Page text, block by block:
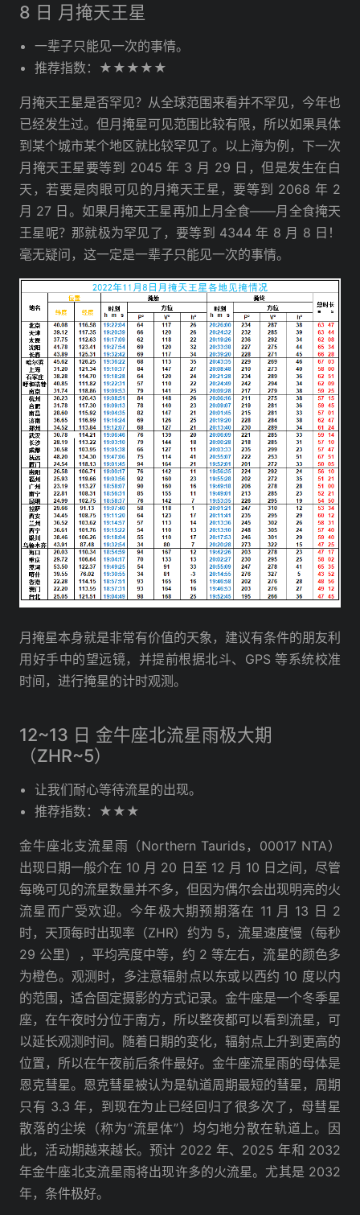
8 日 月掩天王星
一辈子只能见一次的事情。
推荐指数：★★★★★
月掩天王星是否罕见？从全球范围来看并不罕见，今年也
已经发生过。但月掩星可见范围比较有限，所以如果具体
到某个城市某个地区就比较罕见了。以上海为例，下一次
月掩天王星要等到 2045 年 3 月 29 日，但是发生在白
天，若要是肉眼可见的月掩天王星，要等到 2068 年 2
月 27 日。如果月掩天王星再加上月全食——月全食掩天
王星呢？那就极为罕见了，要等到 4344 年 8 月 8 日！
毫无疑问，这一定是一辈子只能见一次的事情。
月掩星本身就是非常有价值的天象，建议有条件的朋友利
用好手中的望远镜，并提前根据北斗、GPS 等系统校准
时间，进行掩星的计时观测。
12~13 日 金牛座北流星雨极大期
（ZHR~5）
让我们耐心等待流星的出现。
推荐指数：★★★
金牛座北支流星雨（Northern Taurids，00017 NTA）
出现日期一般介在 10 月 20 日至 12 月 10 日之间，尽管
每晚可见的流星数量并不多，但因为偶尔会出现明亮的火
流星而广受欢迎。今年极大期预期落在 11 月 13 日 2
时，天顶每时出现率（ZHR）约为 5，流星速度慢（每秒
29 公里），平均亮度中等，约 2 等左右，流星的颜色多
为橙色。观测时，多注意辐射点以东或以西约 10 度以内
的范围，适合固定摄影的方式记录。金牛座是一个冬季星
座，在午夜时分位于南方，所以整夜都可以看到流星，可
以延长观测时间。随着日期的变化，辐射点上升到更高的
位置，所以在午夜前后条件最好。金牛座流星雨的母体是
恩克彗星。恩克彗星被认为是轨道周期最短的彗星，周期
只有 3.3 年，到现在为止已经回归了很多次了，母彗星
散落的尘埃（称为“流星体”）均匀地分散在轨道上。因
此，活动期越来越长。预计 2022 年、2025 年和 2032
年金牛座北支流星雨将出现许多的火流星。尤其是 2032
年，条件极好。